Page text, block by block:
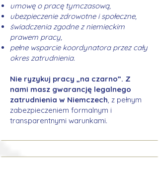
umowę o pracę tymczasową,
ubezpieczenie zdrowotne i społeczne,
świadczenia zgodne z niemieckim
prawem pracy,
pełne wsparcie koordynatora przez cały
okres zatrudnienia.
Nie ryzykuj pracy „na czarno”. Z
nami masz gwarancję legalnego
zatrudnienia w Niemczech, z pełnym
zabezpieczeniem formalnym i
transparentnymi warunkami.